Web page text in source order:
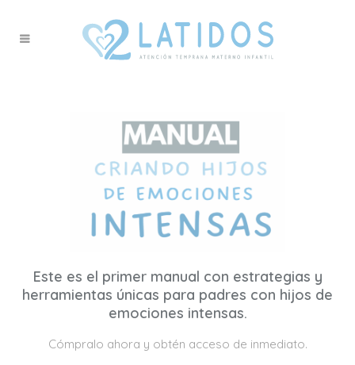
Este es el primer manual con estrategias y
herramientas únicas para padres con hijos de
emociones intensas.
Cómpralo ahora y obtén acceso de inmediato.